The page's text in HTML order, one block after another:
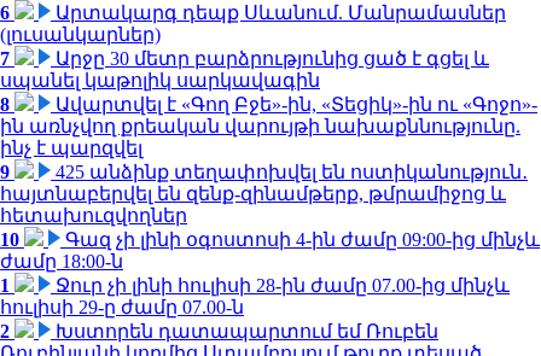
6
Արտակարգ դեպք Սևանում. Մանրամասներ
(լուսանկարներ)
7
Արջը 30 մետր բարձրությունից ցած է գցել և
սպանել կաթոլիկ սարկավագին
8
Ավարտվել է «Գող Բջե»-ին, «Տեցիկ»-ին ու «Գոջո»-
ին առնչվող քրեական վարույթի նախաքննությունը.
ինչ է պարզվել
9
425 անձինք տեղափոխվել են ոստիկանություն․
հայտնաբերվել են զենք-զինամթերք, թմրամիջոց և
հետախուզվողներ
10
Գազ չի լինի օգոստոսի 4-ին ժամը 09:00-ից մինչև
ժամը 18:00-ն
1
Ջուր չի լինի հուլիսի 28-ին ժամը 07.00-ից մինչև
հուլիսի 29-ը ժամը 07.00-ն
2
Խստորեն դատապարտում եմ Ռուբեն